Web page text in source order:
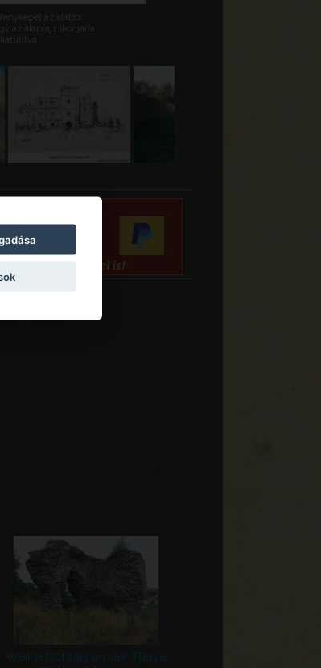
fényképet az alábbi
az alaprajz ikonjaira
kattintva.
Weikertschlag an der Thaya